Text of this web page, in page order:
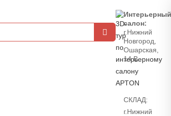
Интерьерный
салон:
г.Нижний
Новгород,
Ошарская,
14 В
СКЛАД:
г.Нижний